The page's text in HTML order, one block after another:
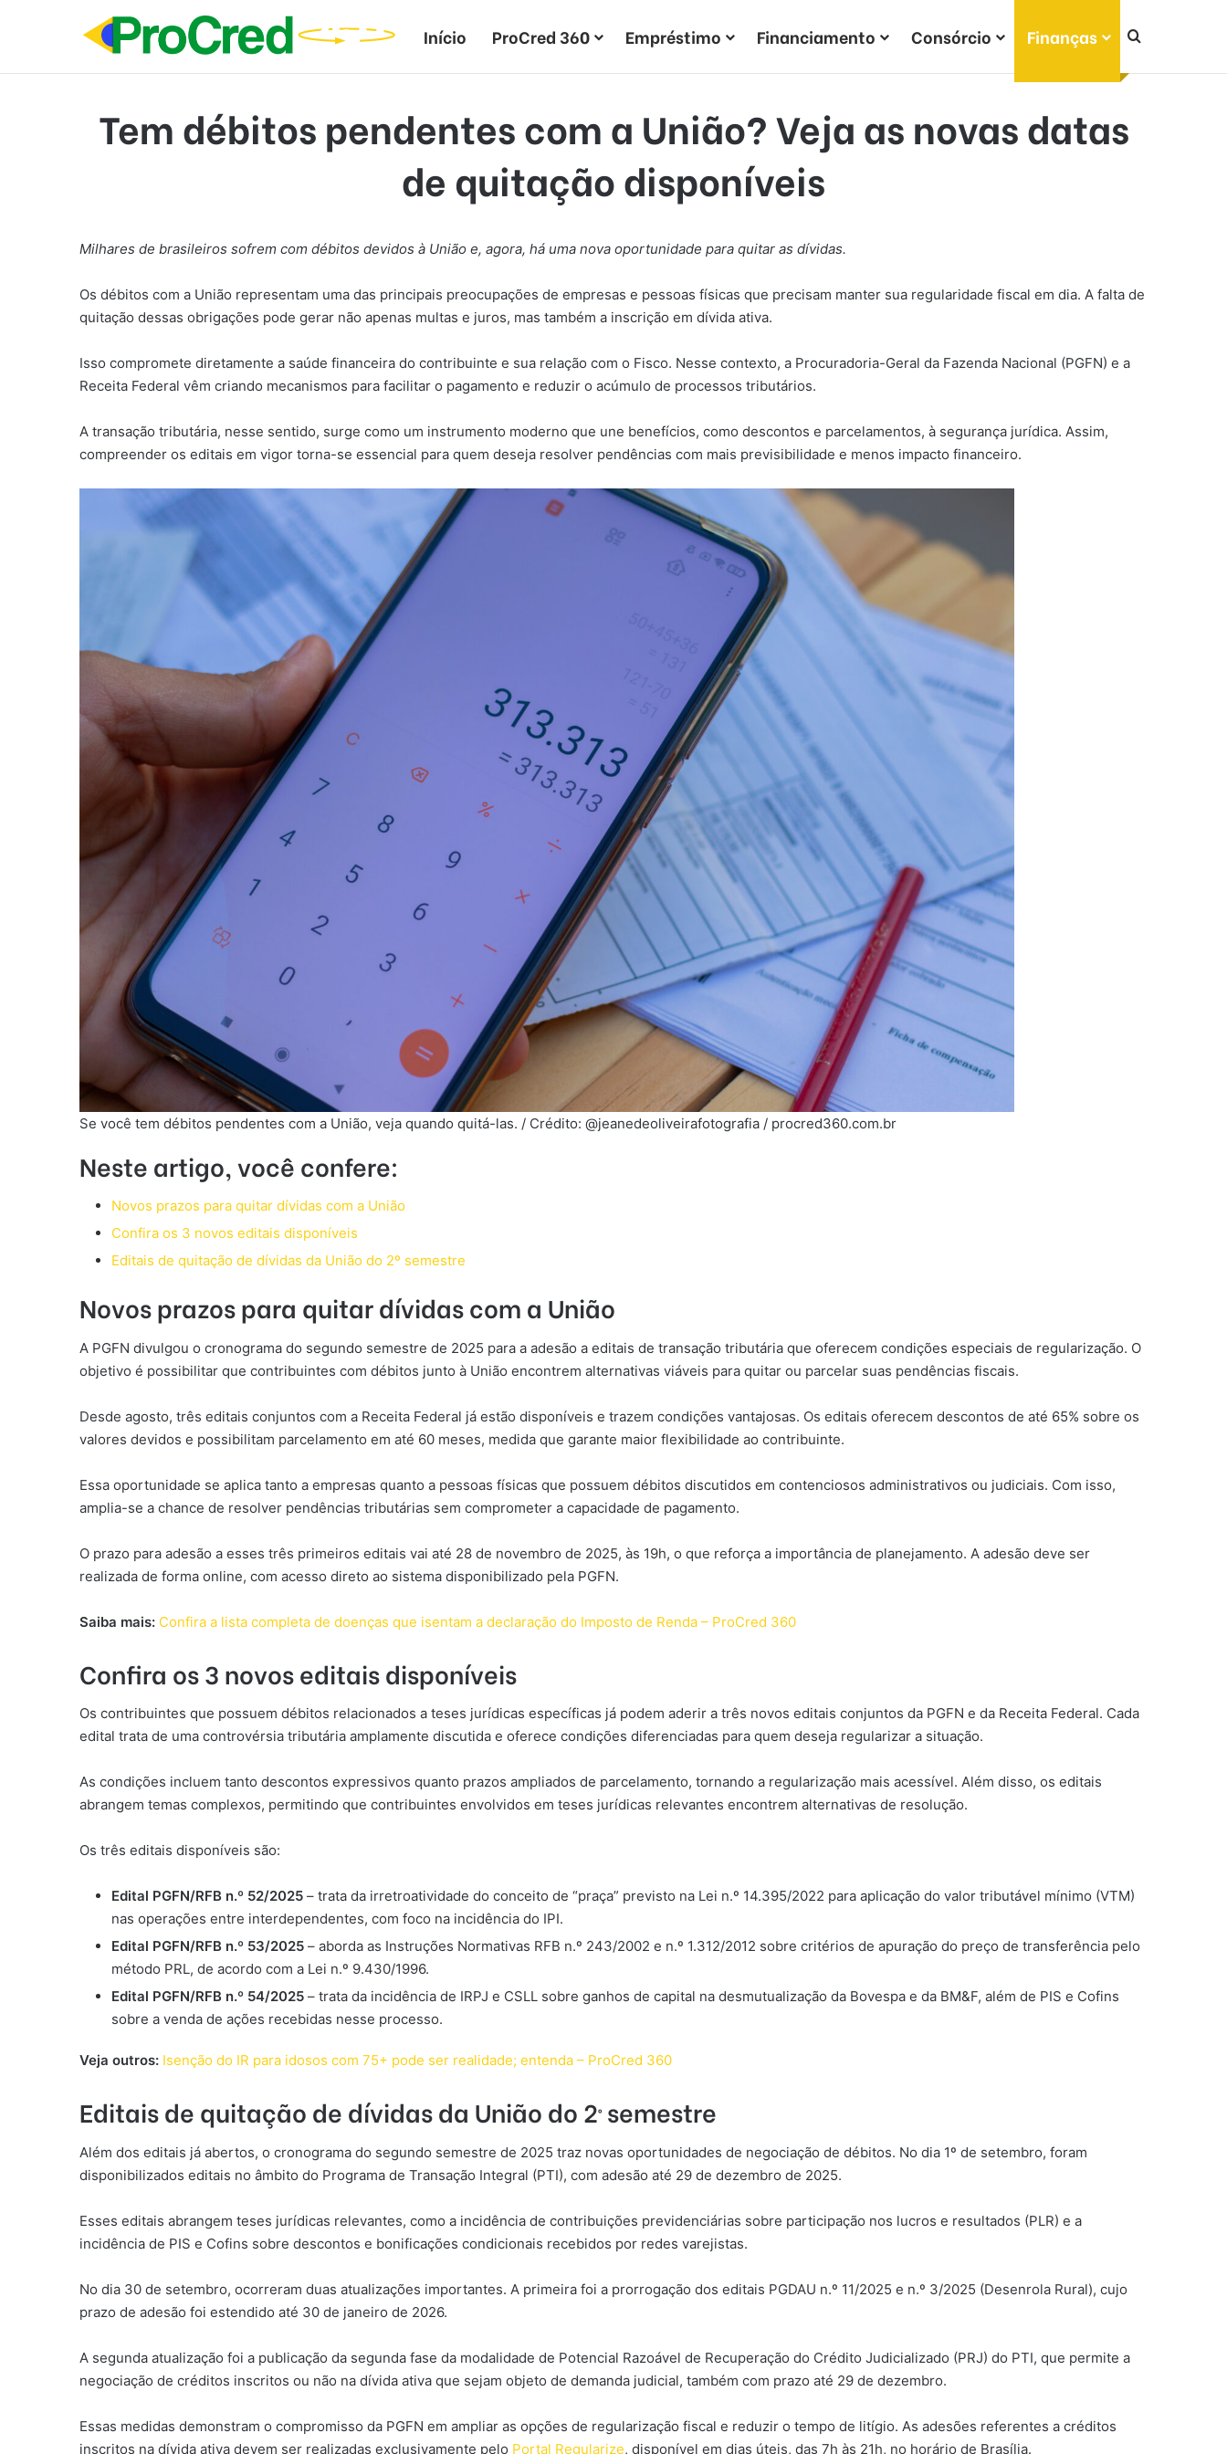
Início ProCred 360 Empréstimo Financiamento Consórcio Finanças Procurar por
Tem débitos pendentes com a União? Veja as novas datas
de quitação disponíveis
Milhares de brasileiros sofrem com débitos devidos à União e, agora, há uma nova oportunidade para quitar as dívidas.
Os débitos com a União representam uma das principais preocupações de empresas e pessoas físicas que precisam manter sua regularidade fiscal em dia. A falta de
quitação dessas obrigações pode gerar não apenas multas e juros, mas também a inscrição em dívida ativa.
Isso compromete diretamente a saúde financeira do contribuinte e sua relação com o Fisco. Nesse contexto, a Procuradoria-Geral da Fazenda Nacional (PGFN) e a
Receita Federal vêm criando mecanismos para facilitar o pagamento e reduzir o acúmulo de processos tributários.
A transação tributária, nesse sentido, surge como um instrumento moderno que une benefícios, como descontos e parcelamentos, à segurança jurídica. Assim,
compreender os editais em vigor torna-se essencial para quem deseja resolver pendências com mais previsibilidade e menos impacto financeiro.
Se você tem débitos pendentes com a União, veja quando quitá-las. / Crédito: @jeanedeoliveirafotografia / procred360.com.br
Neste artigo, você confere:
Novos prazos para quitar dívidas com a União
Confira os 3 novos editais disponíveis
Editais de quitação de dívidas da União do 2º semestre
Novos prazos para quitar dívidas com a União
A PGFN divulgou o cronograma do segundo semestre de 2025 para a adesão a editais de transação tributária que oferecem condições especiais de regularização. O
objetivo é possibilitar que contribuintes com débitos junto à União encontrem alternativas viáveis para quitar ou parcelar suas pendências fiscais.
Desde agosto, três editais conjuntos com a Receita Federal já estão disponíveis e trazem condições vantajosas. Os editais oferecem descontos de até 65% sobre os
valores devidos e possibilitam parcelamento em até 60 meses, medida que garante maior flexibilidade ao contribuinte.
Essa oportunidade se aplica tanto a empresas quanto a pessoas físicas que possuem débitos discutidos em contenciosos administrativos ou judiciais. Com isso,
amplia-se a chance de resolver pendências tributárias sem comprometer a capacidade de pagamento.
O prazo para adesão a esses três primeiros editais vai até 28 de novembro de 2025, às 19h, o que reforça a importância de planejamento. A adesão deve ser
realizada de forma online, com acesso direto ao sistema disponibilizado pela PGFN.
Saiba mais: Confira a lista completa de doenças que isentam a declaração do Imposto de Renda – ProCred 360
Confira os 3 novos editais disponíveis
Os contribuintes que possuem débitos relacionados a teses jurídicas específicas já podem aderir a três novos editais conjuntos da PGFN e da Receita Federal. Cada
edital trata de uma controvérsia tributária amplamente discutida e oferece condições diferenciadas para quem deseja regularizar a situação.
As condições incluem tanto descontos expressivos quanto prazos ampliados de parcelamento, tornando a regularização mais acessível. Além disso, os editais
abrangem temas complexos, permitindo que contribuintes envolvidos em teses jurídicas relevantes encontrem alternativas de resolução.
Os três editais disponíveis são:
Edital PGFN/RFB n.º 52/2025 – trata da irretroatividade do conceito de “praça” previsto na Lei n.º 14.395/2022 para aplicação do valor tributável mínimo (VTM)
nas operações entre interdependentes, com foco na incidência do IPI.
Edital PGFN/RFB n.º 53/2025 – aborda as Instruções Normativas RFB n.º 243/2002 e n.º 1.312/2012 sobre critérios de apuração do preço de transferência pelo
método PRL, de acordo com a Lei n.º 9.430/1996.
Edital PGFN/RFB n.º 54/2025 – trata da incidência de IRPJ e CSLL sobre ganhos de capital na desmutualização da Bovespa e da BM&F, além de PIS e Cofins
sobre a venda de ações recebidas nesse processo.
Veja outros: Isenção do IR para idosos com 75+ pode ser realidade; entenda – ProCred 360
Editais de quitação de dívidas da União do 2º semestre
Além dos editais já abertos, o cronograma do segundo semestre de 2025 traz novas oportunidades de negociação de débitos. No dia 1º de setembro, foram
disponibilizados editais no âmbito do Programa de Transação Integral (PTI), com adesão até 29 de dezembro de 2025.
Esses editais abrangem teses jurídicas relevantes, como a incidência de contribuições previdenciárias sobre participação nos lucros e resultados (PLR) e a
incidência de PIS e Cofins sobre descontos e bonificações condicionais recebidos por redes varejistas.
No dia 30 de setembro, ocorreram duas atualizações importantes. A primeira foi a prorrogação dos editais PGDAU n.º 11/2025 e n.º 3/2025 (Desenrola Rural), cujo
prazo de adesão foi estendido até 30 de janeiro de 2026.
A segunda atualização foi a publicação da segunda fase da modalidade de Potencial Razoável de Recuperação do Crédito Judicializado (PRJ) do PTI, que permite a
negociação de créditos inscritos ou não na dívida ativa que sejam objeto de demanda judicial, também com prazo até 29 de dezembro.
Essas medidas demonstram o compromisso da PGFN em ampliar as opções de regularização fiscal e reduzir o tempo de litígio. As adesões referentes a créditos
inscritos na dívida ativa devem ser realizadas exclusivamente pelo Portal Regularize, disponível em dias úteis, das 7h às 21h, no horário de Brasília.